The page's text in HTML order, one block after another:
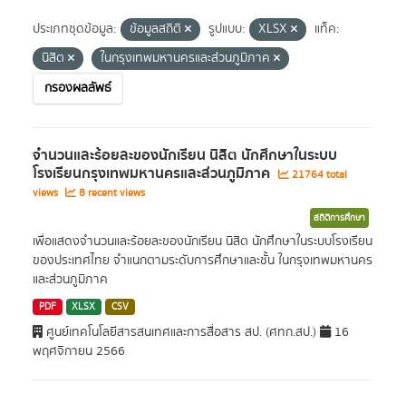
ประเภทชุดข้อมูล: ข้อมูลสถิติ รูปแบบ: XLSX
แท็ค:
นิสิต
ในกรุงเทพมหานครและส่วนภูมิภาค
กรองผลลัพธ์
จำนวนและร้อยละของนักเรียน นิสิต นักศึกษาในระบบ
โรงเรียนกรุงเทพมหานครและส่วนภูมิภาค
21764 total
views
8 recent views
สถิติการศึกษา
เพื่อแสดงจำนวนและร้อยละของนักเรียน นิสิต นักศึกษาในระบบโรงเรียน
ของประเทศไทย จำแนกตามระดับการศึกษาและชั้น ในกรุงเทพมหานคร
และส่วนภูมิภาค
PDF XLSX CSV
ศูนย์เทคโนโลยีสารสนเทศและการสื่อสาร สป. (ศทก.สป.)
16
พฤศจิกายน 2566